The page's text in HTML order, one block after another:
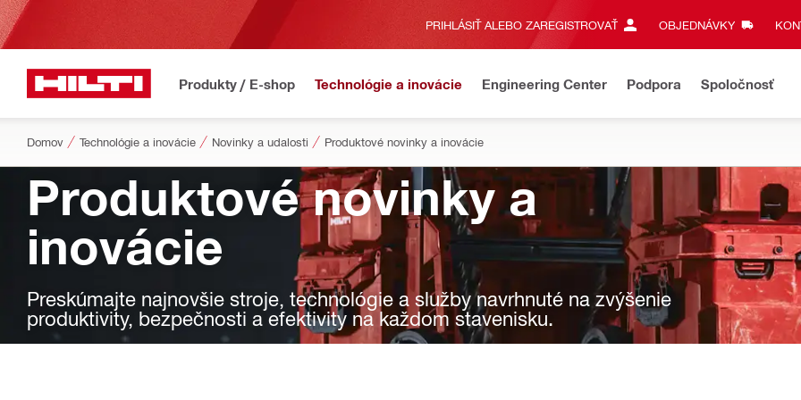
PRIHLÁSIŤ ALEBO ZAREGISTROVAŤ OBJEDNÁVKY
Produkty / E-shop Technológie a inovácie Engineering Center Podpora Spoločnosť
Domov Technológie a inovácie Novinky a udalosti Produktové novinky a inovácie
Produktové novinky a
inovácie
Preskúmajte najnovšie stroje, technológie a služby navrhnuté na zvýšenie
produktivity, bezpečnosti a efektivity na každom stavenisku.